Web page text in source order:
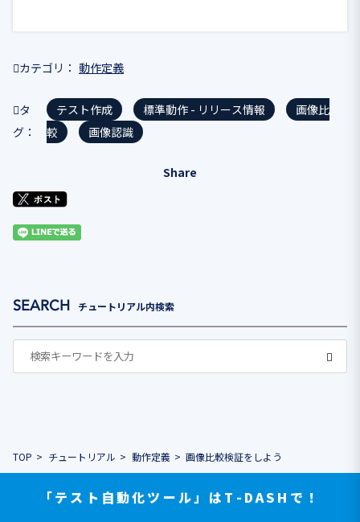
カテゴリ 動作定義
タ
グ
テスト作成 標準動作 - リリース情報
画像比
較
画像認識
Share
チュートリアル内検索
TOP チュートリアル 動作定義 画像比較検証をしよう
「テスト自動化ツール」はT-DASHで！